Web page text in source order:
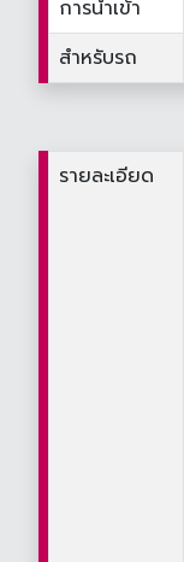
การนำเข้า
สำหรับรถ
รายละเอียด